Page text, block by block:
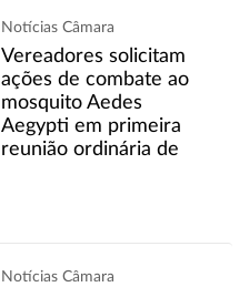
Notícias Câmara
Vereadores solicitam
ações de combate ao
mosquito Aedes
Aegypti em primeira
reunião ordinária de
Notícias Câmara